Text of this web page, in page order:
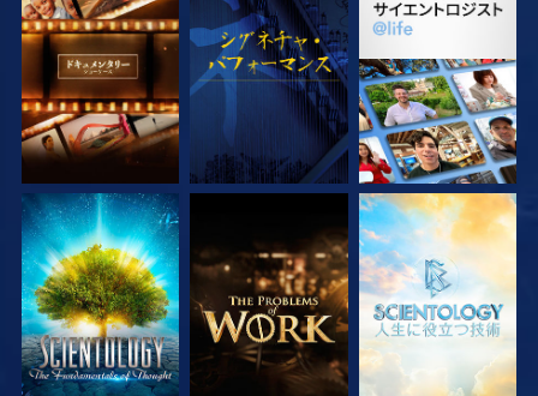
シリーズを探求 観る シリーズを探求
シリーズを探求 シリーズを探求 シリーズを探求